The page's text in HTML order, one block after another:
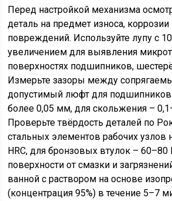
Перед настройкой механизма
деталь на предмет износа,
повреждений. Используйте лупу с
увеличением для выявления
поверхностях подшипников,
Измерьте зазоры между
допустимый люфт для подшипников
более 0,05 мм, для скольжения –
Проверьте твёрдость деталей по
стальных элементов рабочих узлов
HRC, для бронзовых втулок – 60–80
поверхности от смазки и
ванной с раствором на основе
(концентрация 95%) в течение 5–7